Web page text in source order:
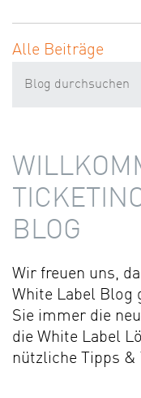
Alle Beiträge
BLOG
Wir freuen uns,
White Label Blog
Sie immer die
die White Label
nützliche Tipps &